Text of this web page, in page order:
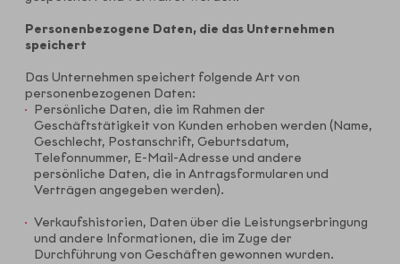
Personenbezogene Daten, die das Unternehmen
speichert
Das Unternehmen speichert folgende Art von
personenbezogenen Daten:
Persönliche Daten, die im Rahmen der
Geschäftstätigkeit von Kunden erhoben werden (Name,
Geschlecht, Postanschrift, Geburtsdatum,
Telefonnummer, E-Mail-Adresse und andere
persönliche Daten, die in Antragsformularen und
Verträgen angegeben werden).
Verkaufshistorien, Daten über die Leistungserbringung
und andere Informationen, die im Zuge der
Durchführung von Geschäften gewonnen wurden.